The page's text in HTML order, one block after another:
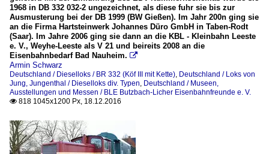
1968 in DB 332 032-2 ungezeichnet, als diese fuhr sie bis zur
Ausmusterung bei der DB 1999 (BW Gießen). Im Jahr 200n ging sie
an die Firma Hartsteinwerk Johannes Düro GmbH in Taben-Rodt
(Saar). Im Jahre 2006 ging sie dann an die KBL - Kleinbahn Leeste
e. V., Weyhe-Leeste als V 21 und beireits 2008 an die
Eisenbahnbedarf Bad Nauheim. 
Armin Schwarz
Deutschland / Dieselloks / BR 332 (Köf III mit Kette), Deutschland / Loks von
Jung, Jungenthal / Dieselloks div. Typen, Deutschland / Museen,
Ausstellungen und Messen / BLE Butzbach-Licher Eisenbahnfreunde e. V.
 818 1045x1200 Px, 18.12.2016